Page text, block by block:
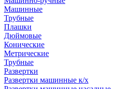
Машинные
Трубные
Плашки
Дюймовые
Конические
Метрические
Трубные
Развертки
Развертки машинные к/х